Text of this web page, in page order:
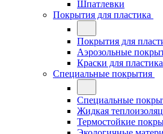
Шпатлевки
Покрытия для пластика
Покрытия для
Аэрозольные
Краски для пластика
Специальные покрытия
Специальные
Жидкая
Термостойкие